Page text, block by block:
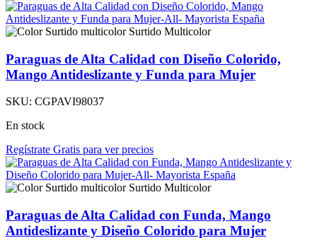
Surtido Multicolor
Paraguas de Alta Calidad con Diseño Colorido,
Mango Antideslizante y Funda para Mujer
SKU: CGPAVI98037
En stock
Regístrate Gratis para ver precios
Surtido Multicolor
Paraguas de Alta Calidad con Funda, Mango
Antideslizante y Diseño Colorido para Mujer